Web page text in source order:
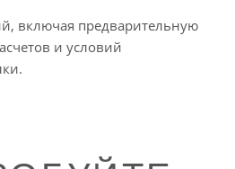
включая предварительную
и условий